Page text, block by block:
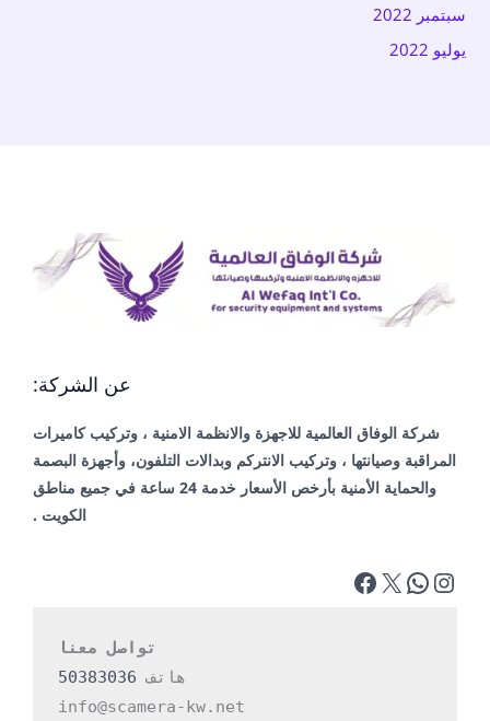
سبتمبر 2022
يوليو 2022
عن الشركة:
شركة الوفاق العالمية للاجهزة والانظمة الامنية ، وتركيب كاميرات
المراقبة وصيانتها ، وتركيب الانتركم وبدالات التلفون، وأجهزة البصمة
والحماية الأمنية بأرخص الأسعار خدمة 24 ساعة في جميع مناطق
الكويت .
تواصل معنا
هاتف 50383036
info@scamera-kw.net